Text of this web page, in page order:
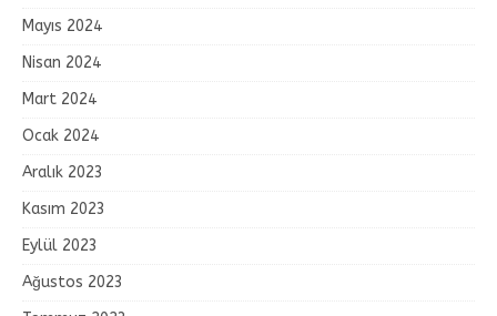
Mayıs 2024
Nisan 2024
Mart 2024
Ocak 2024
Aralık 2023
Kasım 2023
Eylül 2023
Ağustos 2023